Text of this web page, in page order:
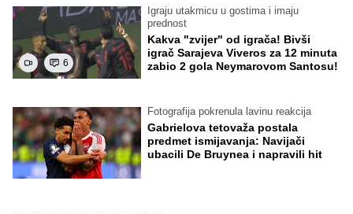
6
Igraju utakmicu u gostima i imaju
prednost
Kakva "zvijer" od igrača! Bivši
igrač Sarajeva Viveros za 12 minuta
zabio 2 gola Neymarovom Santosu!
Fotografija pokrenula lavinu reakcija
Gabrielova tetovaža postala
predmet ismijavanja: Navijači
ubacili De Bruynea i napravili hit